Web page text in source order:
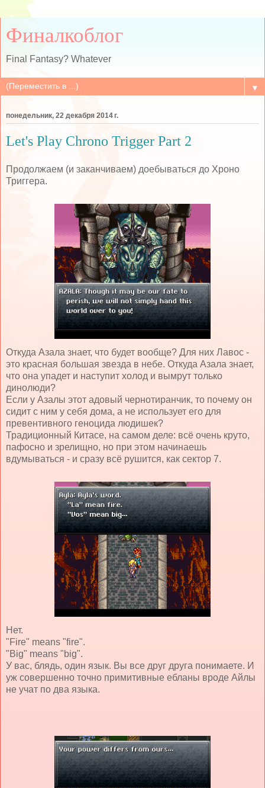
Финалкоблог
Final Fantasy? Whatever
▼
понедельник, 22 декабря 2014 г.
Let's Play Chrono Trigger Part 2
Продолжаем (и заканчиваем) доебываться до Хроно
Триггера.
Откуда Азала знает, что будет вообще? Для них Лавос -
это красная большая звезда в небе. Откуда Азала знает,
что она упадет и наступит холод и вымрут только
динолюди?
Если у Азалы этот адовый чернотиранчик, то почему он
сидит с ним у себя дома, а не использует его для
превентивного геноцида людишек?
Традиционный Китасе, на самом деле: всё очень круто,
пафосно и зрелищно, но при этом начинаешь
вдумываться - и сразу всё рушится, как сектор 7.
Нет.
"Fire" means "fire".
"Big" means "big".
У вас, блядь, один язык. Вы все друг друга понимаете. И
уж совершенно точно примитивные ебланы вроде Айлы
не учат по два языка.